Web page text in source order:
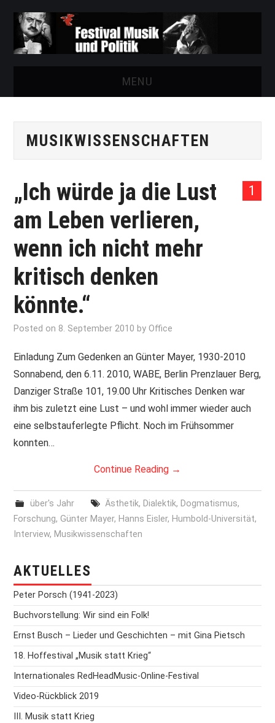
MENU
FESTIVAL
AUSSTELLUNGEN
ARCHIV
PRINT & CDS
IMPRESSUM
MUSIKWISSENSCHAFTEN
1
„Ich würde ja die Lust
am Leben verlieren,
wenn ich nicht mehr
kritisch denken
könnte.“
Posted on 8. September 2010 byOffice
Einladung Zum Gedenken an Günter Mayer, 1930-2010
Sonnabend, den 6.11. 2010, WABE, Berlin Prenzlauer Berg,
Danziger Straße 101, 19.00 Uhr Kritisches Denken war
ihm bis zuletzt eine Lust – und wohl immer wieder auch
eine selbstauferlegte Pflicht. Noch im Frühsommer
konnten…
Continue Reading →
über's Jahr Ästhetik, Dialektik, Dogmatismus,
Forschung,Günter Mayer, Hanns Eisler, Humbold-Universität,
Interview, Musikwissenschaften
AKTUELLES
Peter Porsch (1941-2023)
Buchvorstellung: Wir sind ein Folk!
Ernst Busch – Lieder und Geschichten – mit Gina Pietsch
18. Hoffestival „Musik statt Krieg“
Internationales RedHeadMusic-Online-Festival
Video-Rückblick 2019
III. Musik statt Krieg